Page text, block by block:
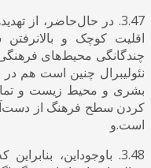
3.47. در حال‌حاضر، از
اقلیت کوچک و
چندگانگی محیط‌های
نئولیبرال چنین است هم
بشری و محیط زیست و
کردن سطح فرهنگ از
است.و
3.48. باوجود‌این،